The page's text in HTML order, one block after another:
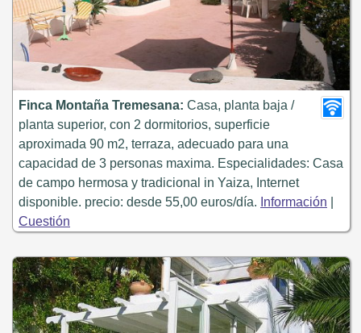
Finca Montaña Tremesana: Casa, planta baja /
planta superior, con 2 dormitorios, superficie
aproximada 90 m2, terraza, adecuado para una
capacidad de 3 personas maxima. Especialidades: Casa
de campo hermosa y tradicional in Yaiza, Internet
disponible. precio: desde 55,00 euros/día. Información
Cuestión